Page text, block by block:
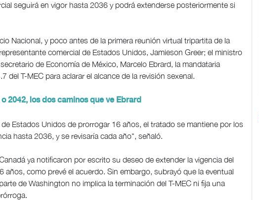
seguirá en vigor hasta 2036 y podrá extenderse posteriormente si
Nacional, y poco antes de la primera reunión virtual tripartita de la
comercial de Estados Unidos, Jamieson Greer; el ministro
de Economía de México, Marcelo Ebrard, la mandataria
del T-MEC para aclarar el alcance de la revisión sexenal.
2042, los dos caminos que ve Ebrard
Estados Unidos de prorrogar 16 años, el tratado se mantiene por los
hasta 2036, y se revisaría cada año", señaló.
ya notificaron por escrito su deseo de extender la vigencia del
como prevé el acuerdo. Sin embargo, subrayó que la eventual
de Washington no implica la terminación del T-MEC ni fija una